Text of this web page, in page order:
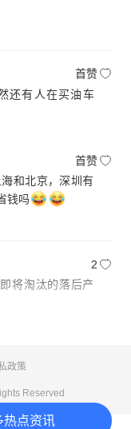
热点资讯
首赞
还有人在买油车
首赞
和北京，深圳有
钱吗
2
将淘汰的落后产
政策
Reserved